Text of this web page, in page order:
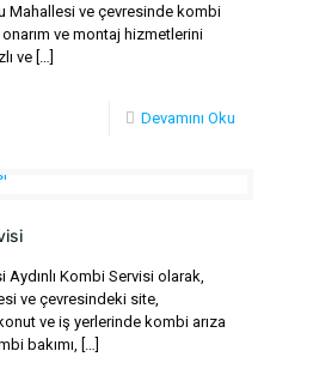
Mahallesi ve çevresinde kombi
onarım ve montaj hizmetlerini
ve […]
Devamını Oku
Aydınlı Kombi Servisi olarak,
ve çevresindeki site,
ve iş yerlerinde kombi arıza
bakımı, […]